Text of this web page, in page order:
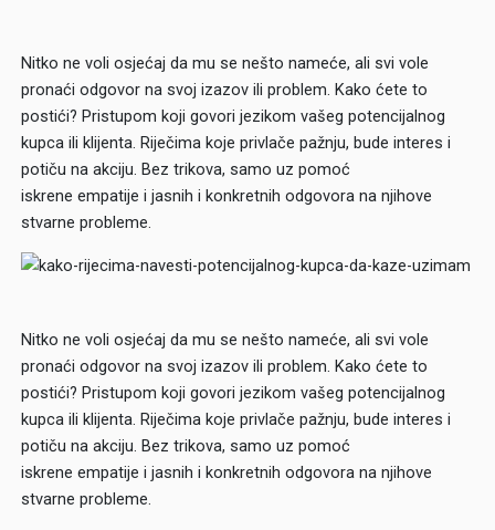
Nitko ne voli osjećaj da mu se nešto nameće, ali svi vole
pronaći odgovor na svoj izazov ili problem. Kako ćete to
postići? Pristupom koji govori jezikom vašeg potencijalnog
kupca ili klijenta. Riječima koje privlače pažnju, bude interes i
potiču na akciju. Bez trikova, samo uz pomoć
iskrene empatije i jasnih i konkretnih odgovora na njihove
stvarne probleme.
Nitko ne voli osjećaj da mu se nešto nameće, ali svi vole
pronaći odgovor na svoj izazov ili problem. Kako ćete to
postići? Pristupom koji govori jezikom vašeg potencijalnog
kupca ili klijenta. Riječima koje privlače pažnju, bude interes i
potiču na akciju. Bez trikova, samo uz pomoć
iskrene empatije i jasnih i konkretnih odgovora na njihove
stvarne probleme.